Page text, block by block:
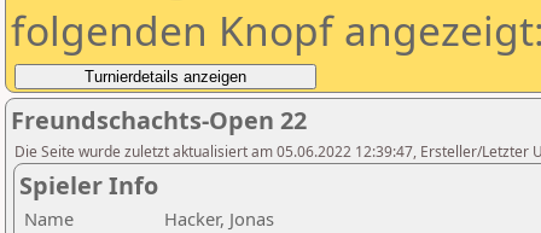
folgenden Knopf
Freundschachts-Open 22
Die Seite wurde zuletzt aktualisiert am 05.06.2022 12:39:47, Ersteller/Letzter
Spieler Info
Name
Hacker, Jonas